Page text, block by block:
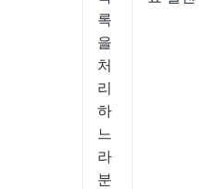
록
을
처
리
하
느
라
분